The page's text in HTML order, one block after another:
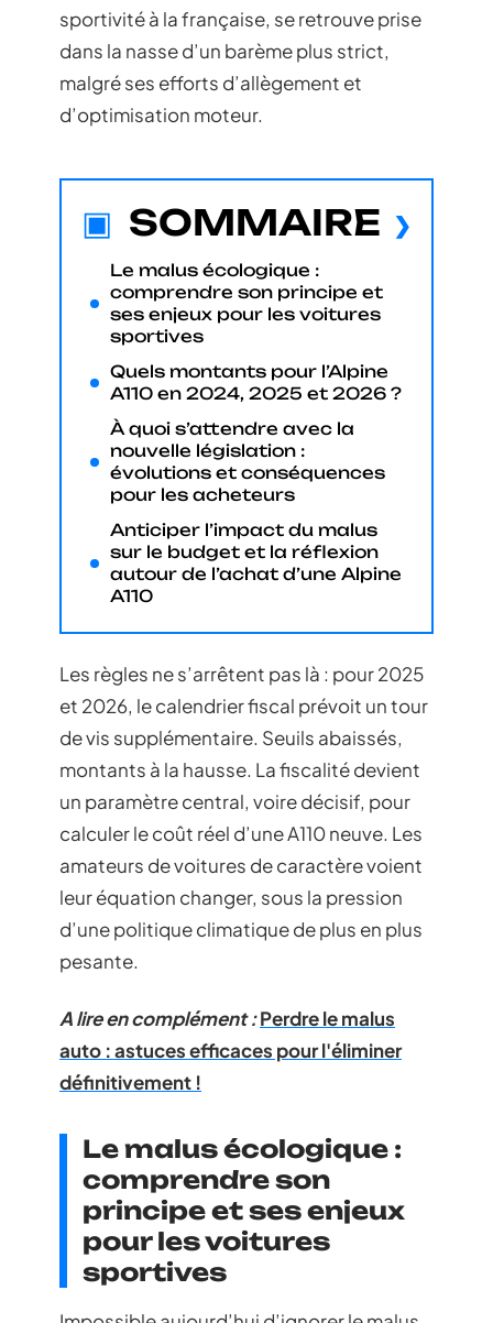
sportivité à la française, se retrouve prise
dans la nasse d’un barème plus strict,
malgré ses efforts d’allègement et
d’optimisation moteur.
SOMMAIRE
Le malus écologique :
comprendre son principe et
ses enjeux pour les voitures
sportives
Quels montants pour l’Alpine
A110 en 2024, 2025 et 2026 ?
À quoi s’attendre avec la
nouvelle législation :
évolutions et conséquences
pour les acheteurs
Anticiper l’impact du malus
sur le budget et la réflexion
autour de l’achat d’une Alpine
A110
Les règles ne s’arrêtent pas là : pour 2025
et 2026, le calendrier fiscal prévoit un tour
de vis supplémentaire. Seuils abaissés,
montants à la hausse. La fiscalité devient
un paramètre central, voire décisif, pour
calculer le coût réel d’une A110 neuve. Les
amateurs de voitures de caractère voient
leur équation changer, sous la pression
d’une politique climatique de plus en plus
pesante.
A lire en complément :Perdre le malus
auto : astuces efficaces pour l'éliminer
définitivement !
Le malus écologique :
comprendre son
principe et ses enjeux
pour les voitures
sportives